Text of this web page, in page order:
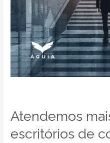
Atendemos
escritórios de